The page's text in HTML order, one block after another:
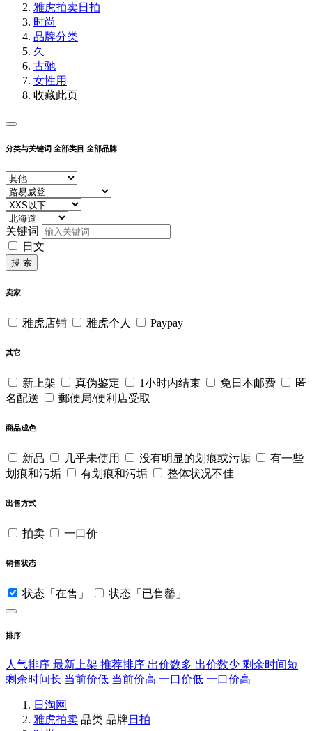
雅虎拍卖日拍
时尚
品牌分类
久
古驰
女性用
收藏此页
分类与关键词 全部类目 全部品牌
关键词
日文
搜 索
卖家
雅虎店铺 雅虎个人 Paypay
其它
新上架 真伪鉴定 1小时内结束 免日本邮费
匿
名配送
郵便局/便利店受取
商品成色
新品 几乎未使用 没有明显的划痕或污垢
有一些
划痕和污垢
有划痕和污垢 整体状况不佳
出售方式
拍卖 一口价
销售状态
状态「在售」 状态「已售罄」
排序
人气排序 最新上架 推荐排序 出价数多 出价数少 剩余时间短
剩余时间长 当前价低 当前价高 一口价低 一口价高
日淘网
雅虎拍卖 品类 品牌日拍